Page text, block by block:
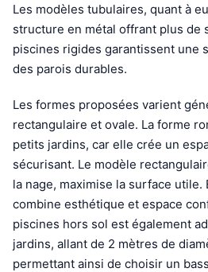
Les modèles tubulaires, quant à
structure en métal offrant plus de
piscines rigides garantissent une
des parois durables.
Les formes proposées varient
rectangulaire et ovale. La forme
petits jardins, car elle crée un
sécurisant. Le modèle
la nage, maximise la surface utile.
combine esthétique et espace
piscines hors sol est également
jardins, allant de 2 mètres de
permettant ainsi de choisir un